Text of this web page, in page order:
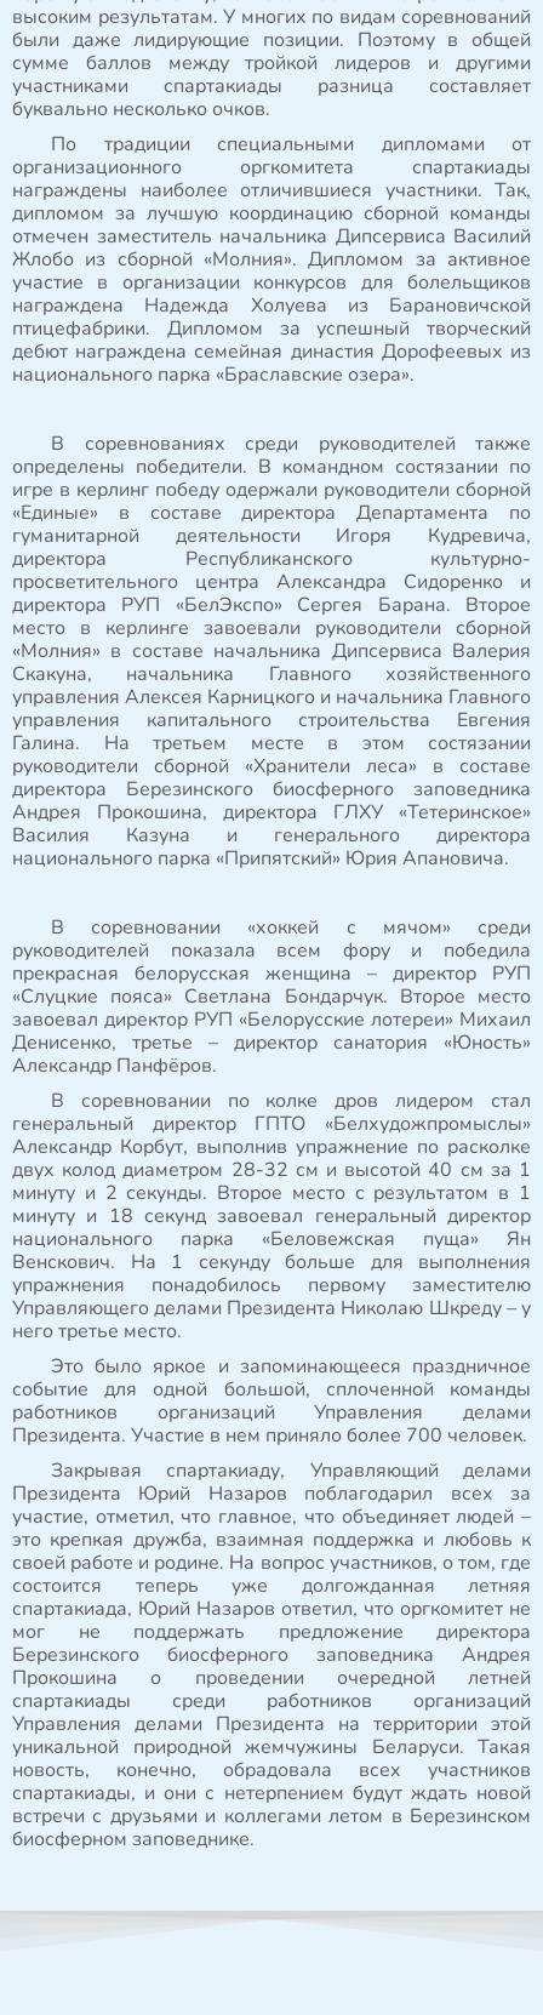
высоким результатам. У многих по видам соревнований
были даже лидирующие позиции. Поэтому в общей
сумме баллов между тройкой лидеров и другими
участниками спартакиады разница составляет
буквально несколько очков.
По традиции специальными дипломами от
организационного оргкомитета спартакиады
награждены наиболее отличившиеся участники. Так,
дипломом за лучшую координацию сборной команды
отмечен заместитель начальника Дипсервиса Василий
Жлобо из сборной «Молния». Дипломом за активное
участие в организации конкурсов для болельщиков
награждена Надежда Холуева из Барановичской
птицефабрики. Дипломом за успешный творческий
дебют награждена семейная династия Дорофеевых из
национального парка «Браславские озера».
В соревнованиях среди руководителей также
определены победители. В командном состязании по
игре в керлинг победу одержали руководители сборной
«Единые» в составе директора Департамента по
гуманитарной деятельности Игоря Кудревича,
директора Республиканского культурно-
просветительного центра Александра Сидоренко и
директора РУП «БелЭкспо» Сергея Барана. Второе
место в керлинге завоевали руководители сборной
«Молния» в составе начальника Дипсервиса Валерия
Скакуна, начальника Главного хозяйственного
управления Алексея Карницкого и начальника Главного
управления капитального строительства Евгения
Галина. На третьем месте в этом состязании
руководители сборной «Хранители леса» в составе
директора Березинского биосферного заповедника
Андрея Прокошина, директора ГЛХУ «Тетеринское»
Василия Казуна и генерального директора
национального парка «Припятский» Юрия Апановича.
В соревновании «хоккей с мячом» среди
руководителей показала всем фору и победила
прекрасная белорусская женщина – директор РУП
«Слуцкие пояса» Светлана Бондарчук. Второе место
завоевал директор РУП «Белорусские лотереи» Михаил
Денисенко, третье – директор санатория «Юность»
Александр Панфёров.
В соревновании по колке дров лидером стал
генеральный директор ГПТО «Белхудожпромыслы»
Александр Корбут, выполнив упражнение по расколке
двух колод диаметром 28-32 см и высотой 40 см за 1
минуту и 2 секунды. Второе место с результатом в 1
минуту и 18 секунд завоевал генеральный директор
национального парка «Беловежская пуща» Ян
Венскович. На 1 секунду больше для выполнения
упражнения понадобилось первому заместителю
Управляющего делами Президента Николаю Шкреду – у
него третье место.
Это было яркое и запоминающееся праздничное
событие для одной большой, сплоченной команды
работников организаций Управления делами
Президента. Участие в нем приняло более 700 человек.
Закрывая спартакиаду, Управляющий делами
Президента Юрий Назаров поблагодарил всех за
участие, отметил, что главное, что объединяет людей –
это крепкая дружба, взаимная поддержка и любовь к
своей работе и родине. На вопрос участников, о том, где
состоится теперь уже долгожданная летняя
спартакиада, Юрий Назаров ответил, что оргкомитет не
мог не поддержать предложение директора
Березинского биосферного заповедника Андрея
Прокошина о проведении очередной летней
спартакиады среди работников организаций
Управления делами Президента на территории этой
уникальной природной жемчужины Беларуси. Такая
новость, конечно, обрадовала всех участников
спартакиады, и они с нетерпением будут ждать новой
встречи с друзьями и коллегами летом в Березинском
биосферном заповеднике.